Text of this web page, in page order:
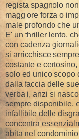
regista spagnolo
maggiore forza o
male profondo che
E' un thriller lento,
con cadenza
si arricchisce
costante e
solo ed unico scopo
dalla faccia delle
verbali, anzi si
sempre disponibile,
infallibile delle
concentra
abita nel